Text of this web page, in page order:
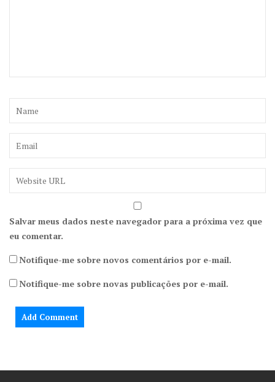
Salvar meus dados neste navegador para a próxima vez que
eu comentar.
Notifique-me sobre novos comentários por e-mail.
Notifique-me sobre novas publicações por e-mail.